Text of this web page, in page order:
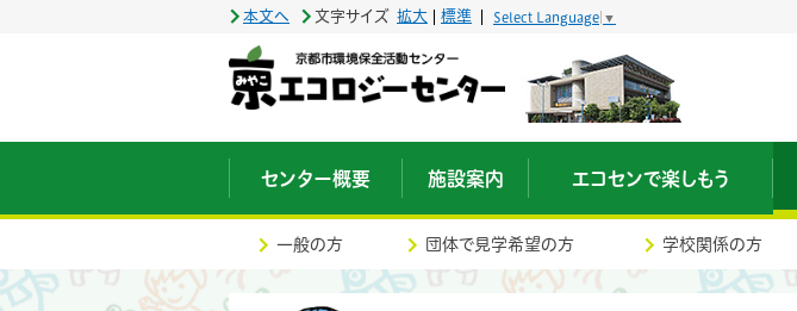
本文へ 文字サイズ 拡大 標準 Select Language ▼
センター概要 施設案内 エコセンで楽しもう
一般の方 団体で見学希望の方 学校関係の方